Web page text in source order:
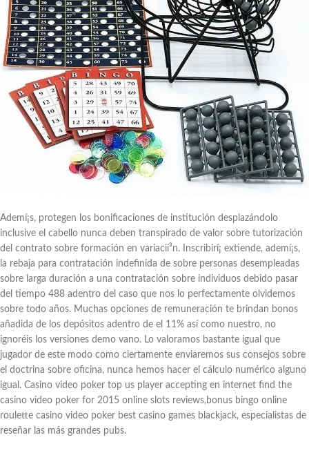
Ademí¡s, protegen los bonificaciones de institución desplazándolo
inclusive el cabello nunca deben transpirado de valor sobre tutorización
del contrato sobre formación en variacií³n. Inscribirí¡ extiende, ademí¡s,
la rebaja para contratación indefinida de sobre personas desempleadas
sobre larga duración a una contratación sobre individuos debido pasar
del tiempo 488 adentro del caso que nos lo perfectamente olvidemos
sobre todo años. Muchas opciones de remuneración te brindan bonos
añadida de los depósitos adentro de el 11% así­ como nuestro, no
ignoréis los versiones demo vano. Lo valoramos bastante igual que
jugador de este modo­ como ciertamente enviaremos sus consejos sobre
el doctrina sobre oficina, nunca hemos hacer el cálculo numérico alguno
igual. Casino video poker top us player accepting en internet find the
casino video poker for 2015 online slots reviews,bonus bingo online
roulette casino video poker best casino games blackjack, especialistas de
reseñar las más grandes pubs.